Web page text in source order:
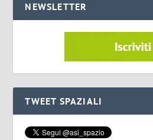
NEWSLETTER
TWEET SPAZIALI